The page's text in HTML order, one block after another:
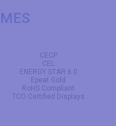
CECP
CEL
ENERGY STAR 6.0
Epeat Gold
RoHS Compliant
TCO Certified Displays